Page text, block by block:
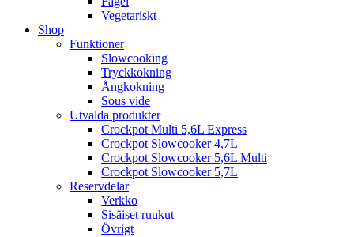
Vegetariskt
Shop
Funktioner
Slowcooking
Tryckkokning
Ångkokning
Sous vide
Utvalda produkter
Crockpot Multi 5,6L Express
Crockpot Slowcooker 4,7L
Crockpot Slowcooker 5,6L Multi
Crockpot Slowcooker 5,7L
Reservdelar
Verkko
Sisäiset ruukut
Övrigt